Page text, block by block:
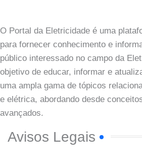
O Portal da Eletricidade é uma
para fornecer conhecimento e
público interessado no campo da
objetivo de educar, informar e
uma ampla gama de tópicos
e elétrica, abordando desde
avançados.
Avisos Legais